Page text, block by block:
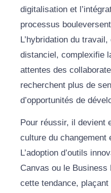
digitalisation et
processus
L’hybridation du
distanciel, complexifie
attentes des
recherchent plus de
d’opportunités de
Pour réussir, il devient
culture du changement
L’adoption d’outils
Canvas ou le
cette tendance, plaçant